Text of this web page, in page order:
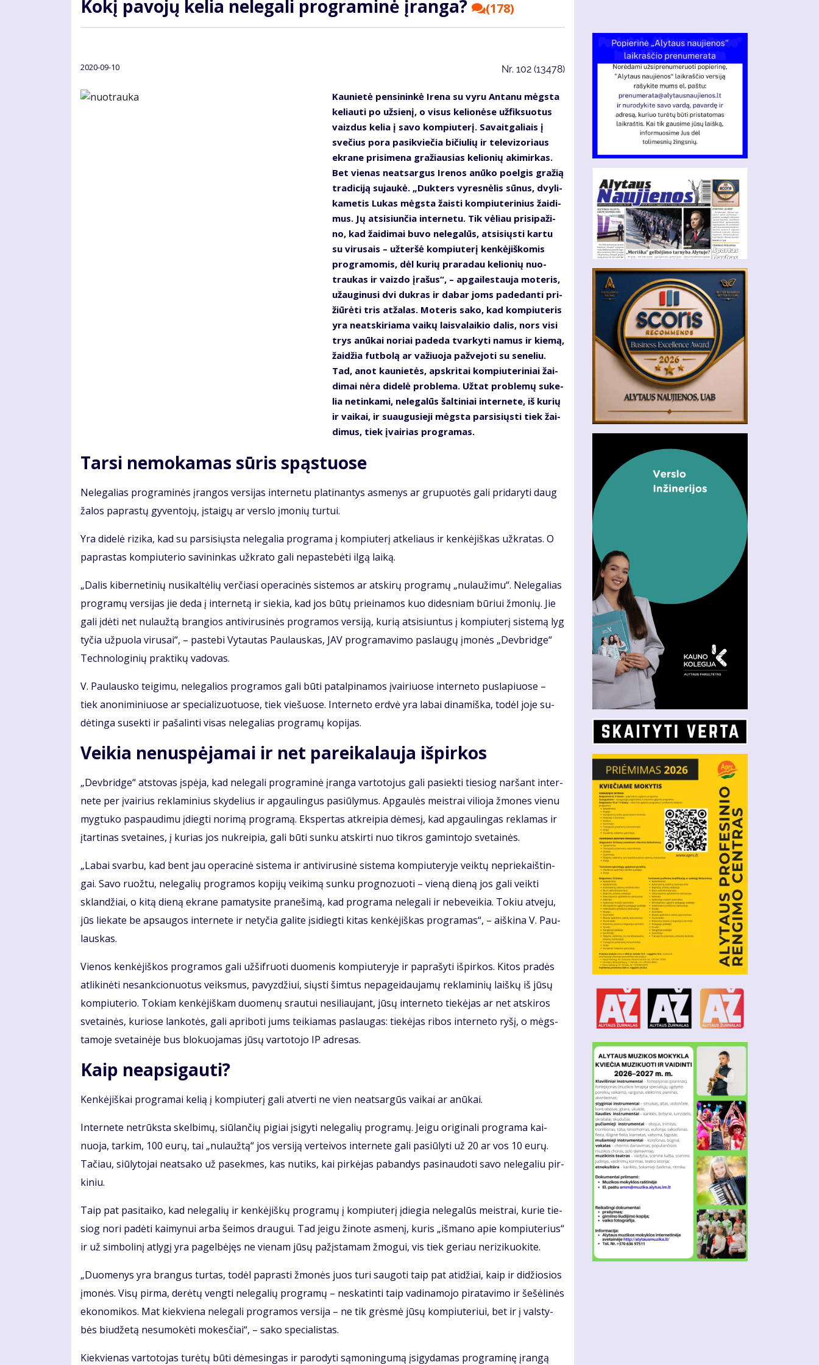
Kokį pavojų kelia nelegali programinė įranga? (178)
2020-09-10 Nr. 102 (13478)
Kau­nie­tė pen­si­nin­kė Ire­na su vy­ru An­ta­nu mėgs­ta
ke­liau­ti po už­sie­nį, o vi­sus ke­lio­nė­se už­fik­suo­tus
vaiz­dus ke­lia į sa­vo kom­piu­te­rį. Sa­vait­ga­liais į
sve­čius po­ra pa­si­kvie­čia bi­čiu­lių ir te­le­vi­zo­riaus
ek­ra­ne pri­si­me­na gra­žiau­sias ke­lio­nių aki­mir­kas.
Bet vie­nas ne­at­sar­gus Ire­nos anū­ko po­el­gis gra­žią
tra­di­ci­ją su­jau­kė. „Duk­ters vy­res­nė­lis sū­nus, dvy­li­
ka­me­tis Lu­kas mėgs­ta žais­ti kom­piu­te­ri­nius žai­di­
mus. Jų at­si­siun­čia in­ter­ne­tu. Tik vė­liau pri­si­pa­ži­
no, kad žai­di­mai bu­vo ne­le­ga­lūs, at­si­siųs­ti kar­tu
su vi­ru­sais – už­ter­šė kom­piu­te­rį ken­kė­jiš­ko­mis
pro­gra­mo­mis, dėl ku­rių pra­ra­dau ke­lio­nių nuo­
trau­kas ir vaiz­do įra­šus“, – ap­gai­les­tau­ja mo­te­ris,
už­au­gi­nu­si dvi duk­ras ir da­bar joms pa­de­dan­ti pri­
žiū­rė­ti tris at­ža­las. Mo­te­ris sa­ko, kad kom­piu­te­ris
yra ne­at­ski­ria­ma vai­kų lais­va­lai­kio da­lis, nors vi­si
trys anū­kai no­riai pa­de­da tvar­ky­ti na­mus ir kie­mą,
žai­džia fut­bo­lą ar va­žiuo­ja pa­žve­jo­ti su se­ne­liu.
Tad, anot kau­nie­tės, ap­skri­tai kom­piu­te­ri­niai žai­
di­mai nė­ra di­de­lė pro­ble­ma. Už­tat pro­ble­mų su­ke­
lia ne­tin­ka­mi, ne­le­ga­lūs šal­ti­niai in­ter­ne­te, iš ku­rių
ir vai­kai, ir su­au­gu­sie­ji mėgs­ta par­si­siųs­ti tiek žai­
di­mus, tiek įvai­rias pro­gra­mas.
Tar­si ne­mo­ka­mas sū­ris spąs­tuo­se
Ne­le­ga­lias pro­gra­mi­nės įran­gos ver­si­jas in­ter­ne­tu pla­ti­nan­tys as­me­nys ar gru­puo­tės ga­li pri­da­ry­ti daug
ža­los pa­pras­tų gy­ven­to­jų, įstai­gų ar ver­slo įmo­nių tur­tui.
Yra di­de­lė ri­zi­ka, kad su par­si­siųs­ta ne­le­ga­lia pro­gra­ma į kom­piu­te­rį at­ke­liaus ir ken­kė­jiš­kas už­kra­tas. O
pa­pras­tas kom­piu­te­rio sa­vi­nin­kas už­kra­to ga­li ne­pa­ste­bė­ti il­gą lai­ką.
„Da­lis ki­ber­ne­ti­nių nu­si­kal­tė­lių ver­čia­si ope­ra­ci­nės sis­te­mos ar at­ski­rų pro­gra­mų „nu­lau­ži­mu“. Ne­le­ga­lias
pro­gra­mų ver­si­jas jie de­da į in­ter­ne­tą ir sie­kia, kad jos bū­tų pri­ei­na­mos kuo di­des­niam bū­riui žmo­nių. Jie
ga­li įdė­ti net nu­lauž­tą bran­gios an­ti­vi­ru­si­nės pro­gra­mos ver­si­ją, ku­rią at­si­siun­tus į kom­piu­te­rį sis­te­mą lyg
ty­čia už­puo­la vi­ru­sai“, – pa­ste­bi Vy­tau­tas Pau­laus­kas, JAV pro­gra­ma­vi­mo pa­slau­gų įmo­nės „Dev­brid­ge“
Tech­no­lo­gi­nių prak­ti­kų va­do­vas.
V. Pau­laus­ko tei­gi­mu, ne­le­ga­lios pro­gra­mos ga­li bū­ti pa­tal­pi­na­mos įvai­riuo­se in­ter­ne­to pus­la­piuo­se –
tiek ano­ni­mi­niuo­se ar spe­cia­li­zuo­tuo­se, tiek vie­šuo­se. In­ter­ne­to erd­vė yra la­bai di­na­miš­ka, to­dėl jo­je su­
dė­tin­ga su­sek­ti ir pa­ša­lin­ti vi­sas ne­le­ga­lias pro­gra­mų ko­pi­jas.
Vei­kia ne­nu­spė­ja­mai ir net pa­rei­ka­lau­ja iš­pir­kos
„Dev­brid­ge“ at­sto­vas įspė­ja, kad ne­le­ga­li pro­gra­mi­nė įran­ga var­to­to­jus ga­li pa­siek­ti tie­siog nar­šant in­ter­
ne­te per įvai­rius re­kla­mi­nius sky­de­lius ir ap­gau­lin­gus pa­siū­ly­mus. Ap­gau­lės meist­rai vi­lio­ja žmo­nes vie­nu
myg­tu­ko pa­spau­di­mu įdieg­ti no­ri­mą pro­gra­mą. Eks­per­tas at­krei­pia dė­me­sį, kad ap­gau­lin­gas re­kla­mas ir
įtar­ti­nas sve­tai­nes, į ku­rias jos nu­krei­pia, ga­li bū­ti sun­ku at­skir­ti nuo tik­ros ga­min­to­jo sve­tai­nės.
„La­bai svar­bu, kad bent jau opera­­ci­nė sis­te­ma ir an­ti­vi­ru­si­nė sis­te­ma kom­piu­te­ry­je veik­tų ne­pri­ekaiš­tin­
gai. Sa­vo ruož­tu, ne­le­ga­lių pro­gra­mos ko­pi­jų vei­ki­mą sun­ku prog­no­zuo­ti – vie­ną die­ną jos ga­li veik­ti
sklan­džiai, o ki­tą die­ną ek­ra­ne pa­ma­ty­si­te pra­ne­ši­mą, kad pro­gra­ma ne­le­ga­li ir ne­be­vei­kia. To­kiu at­ve­ju,
jūs lie­ka­te be ap­sau­gos in­ter­ne­te ir ne­ty­čia ga­li­te įsi­dieg­ti ki­tas ken­kė­jiš­kas pro­gra­mas“, – aiš­ki­na V. Pau­
laus­kas.
Vie­nos ken­kė­jiš­kos pro­gra­mos ga­li už­šif­ruo­ti duo­me­nis kom­piu­te­ry­je ir pa­pra­šy­ti iš­pir­kos. Ki­tos pra­dės
at­li­ki­nė­ti ne­sank­cio­nuo­tus veiks­mus, pa­vyz­džiui, siųs­ti šim­tus ne­pa­gei­dau­ja­mų re­kla­mi­nių laiš­kų iš jū­sų
kom­piu­te­rio. To­kiam ken­kė­jiš­kam duo­me­nų srau­tui ne­si­liau­jant, jū­sų in­ter­ne­to tie­kė­jas ar net at­ski­ros
sve­tai­nės, ku­rio­se lan­ko­tės, ga­li ap­ri­bo­ti jums tei­kia­mas pa­slau­gas: tie­kė­jas ri­bos in­ter­ne­to ry­šį, o mėgs­
ta­mo­je sve­tai­nė­je bus blo­kuo­ja­mas jū­sų var­to­to­jo IP ad­re­sas.
Kaip ne­ap­si­gau­ti?
Ken­kė­jiš­kai pro­gra­mai ke­lią į kom­piu­te­rį ga­li at­ver­ti ne vien ne­at­sar­gūs vai­kai ar anū­kai.
In­ter­ne­te ne­trūks­ta skel­bi­mų, siū­lan­čių pi­giai įsi­gy­ti ne­le­ga­lių pro­gra­mų. Jei­gu ori­gi­na­li pro­gra­ma kai­
nuo­ja, tar­kim, 100 eu­rų, tai „nu­lauž­tą“ jos ver­si­ją ver­tei­vos in­ter­ne­te ga­li pa­siū­ly­ti už 20 ar vos 10 eu­rų.
Ta­čiau, siū­ly­to­jai ne­at­sa­ko už pa­sek­mes, kas nu­tiks, kai pir­kė­jas pa­ban­dys pa­si­nau­do­ti sa­vo ne­le­ga­liu pir­
ki­niu.
Taip pat pa­si­tai­ko, kad ne­le­ga­lių ir ken­kė­jiš­kų pro­gra­mų į kom­piu­te­rį įdie­gia ne­le­ga­lūs meist­rai, ku­rie tie­
siog no­ri pa­dė­ti kai­my­nui ar­ba šei­mos drau­gui. Tad jei­gu ži­no­te as­me­nį, ku­ris „iš­ma­no apie kom­piu­te­rius“
ir už sim­bo­li­nį at­ly­gį yra pa­gel­bė­jęs ne vie­nam jū­sų pa­žįs­ta­mam žmo­gui, vis tiek ge­riau ne­ri­zi­kuo­ki­te.
„Duo­me­nys yra bran­gus tur­tas, to­dėl pa­pras­ti žmo­nės juos tu­ri sau­go­ti taip pat ati­džiai, kaip ir di­džio­sios
įmo­nės. Vi­sų pir­ma, de­rė­tų veng­ti ne­le­ga­lių pro­gra­mų – ne­ska­tin­ti taip va­di­na­mo­jo pi­ra­ta­vi­mo ir še­šė­li­nės
eko­no­mi­kos. Mat kiek­vie­na ne­le­ga­li pro­gra­mos ver­si­ja – ne tik grės­mė jū­sų kom­piu­te­riui, bet ir į vals­ty­
bės biu­dže­tą ne­su­mo­kė­ti mo­kes­čiai“, – sa­ko spe­cia­lis­tas.
Kiek­vie­nas var­to­to­jas tu­rė­tų bū­ti dė­me­sin­gas ir pa­ro­dy­ti są­mo­nin­gu­mą įsi­gy­da­mas pro­gra­mi­nę įran­gą